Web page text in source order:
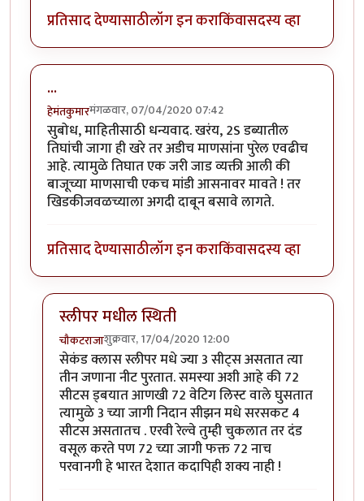
प्रतिसाद देण्यासाठीलॉग इन कराकिंवासदस्य व्हा
...
हेमंतकुमारमंगळवार, 07/04/2020 07:42
सुबोध, माहितीसाठी धन्यवाद. खरंय, 2S डब्यातील
तिघांची जागा ही खरे तर अडीच माणसांना पुरेल एवढीच
आहे. त्यामुळे तिघात एक जरी जाड व्यक्ती आली की
बाजूच्या माणसाची एकच मांडी आसनावर मावते ! तर
खिडकीजवळच्याला अगदी दाबून बसावे लागते.
प्रतिसाद देण्यासाठीलॉग इन कराकिंवासदस्य व्हा
स्लीपर मधील स्थिती
चौकटराजाशुक्रवार, 17/04/2020 12:00
In reply to...byहेमंतकुमार
सेकंड क्लास स्लीपर मधे ज्या 3 सीट्स असतात त्या
तीन जणाना नीट पुरतात. समस्या अशी आहे की 72
सीटस ड्बयात आणखी 72 वेटिग लिस्ट वाले घुसतात
त्यामुळे 3 च्या जागी निदान सीझन मधे सरसकट 4
सीटस असतातच . एरवी रेल्वे तुम्ही चुकलात तर दंड
वसूल करते पण 72 च्या जागी फक्त 72 नाच
परवानगी हे भारत देशात कदापिही शक्य नाही !